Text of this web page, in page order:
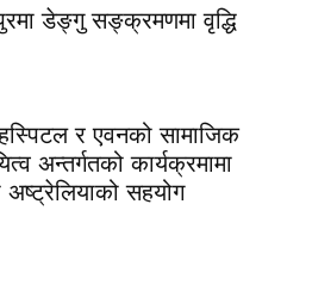
डेङ्गु सङ्क्रमणमा वृद्धि
हस्पिटल र एवनको सामाजिक
अन्तर्गतको कार्यक्रमामा
अष्ट्रेलियाको सहयोग